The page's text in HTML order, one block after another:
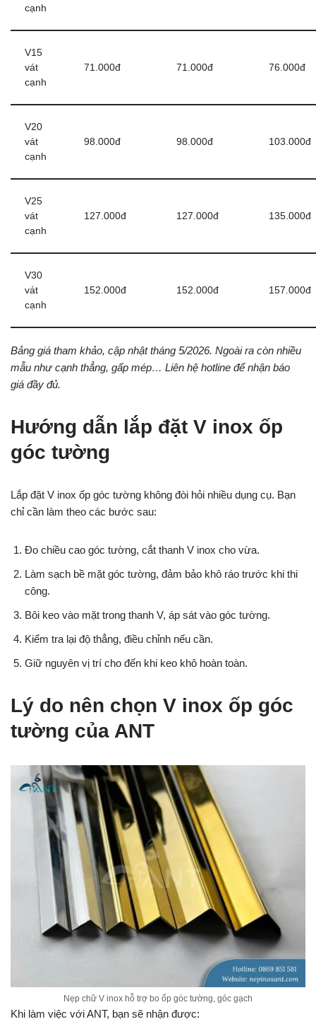
cạnh
V15
vát
cạnh
71.000đ 71.000đ 76.000đ
V20
vát
cạnh
98.000đ 98.000đ 103.000đ
V25
vát
cạnh
127.000đ 127.000đ 135.000đ
V30
vát
cạnh
152.000đ 152.000đ 157.000đ
Bảng giá tham khảo, cập nhật tháng 5/2026. Ngoài ra còn nhiều
mẫu như cạnh thẳng, gấp mép… Liên hệ hotline để nhận báo
giá đầy đủ.
Hướng dẫn lắp đặt V inox ốp
góc tường
Lắp đặt V inox ốp góc tường không đòi hỏi nhiều dụng cụ. Bạn
chỉ cần làm theo các bước sau:
Đo chiều cao góc tường, cắt thanh V inox cho vừa.
Làm sạch bề mặt góc tường, đảm bảo khô ráo trước khi thi
công.
Bôi keo vào mặt trong thanh V, áp sát vào góc tường.
Kiểm tra lại độ thẳng, điều chỉnh nếu cần.
Giữ nguyên vị trí cho đến khi keo khô hoàn toàn.
Lý do nên chọn V inox ốp góc
tường của ANT
Nẹp chữ V inox hỗ trợ bo ốp góc tường, góc gạch
Khi làm việc với ANT, bạn sẽ nhận được: